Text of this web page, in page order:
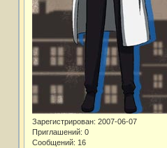
Зарегистрирован: 2007-06-07
Приглашений: 0
Сообщений: 16